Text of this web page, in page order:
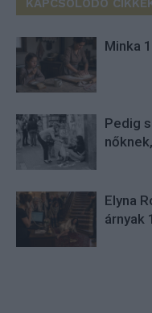
KAPCSOLÓDÓ
Minka
Pedig
Elyna
árnyak